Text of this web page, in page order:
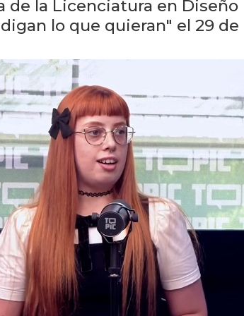
de la Licenciatura en
lo que quieran" el 29 de